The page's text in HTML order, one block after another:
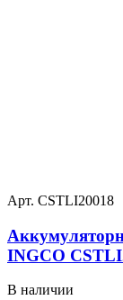
Арт. CSTLI20018
INGCO
В наличии